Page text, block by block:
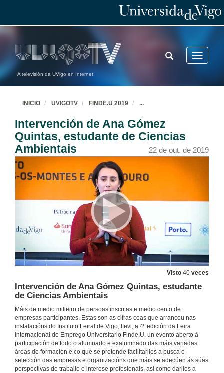
A televisión da UVigo en Internet
Toggle
TOGGLE
SEARCH
INICIO UVIGOTV FINDE.U 2019 ...
Intervención de Ana Gómez
Quintas, estudante de Ciencias
Ambientais
22 de out. de 2019
Visto 40 veces
Intervención de Ana Gómez Quintas, estudante
de Ciencias Ambientais
Máis de medio milleiro de persoas inscritas e medio cento de
empresas participantes. Estas son as cifras coas que arrancou nas
instalacións do Instituto Feiral de Vigo, Ifevi, a 4º edición da Feira
Internacional de Emprego Universitario Finde.U, un evento aberto á
participación de todo o alumnado e exalumnado das máis variadas
áreas de formación e co que se pretende facilitarlles a busca e
selección das empresas e organizacións que máis se adecúen ás súas
perspectivas de traballo e interese profesionais, así como darlles a
Finde.U 2019. Abrir portas ó futuro
22 de out. de 2019